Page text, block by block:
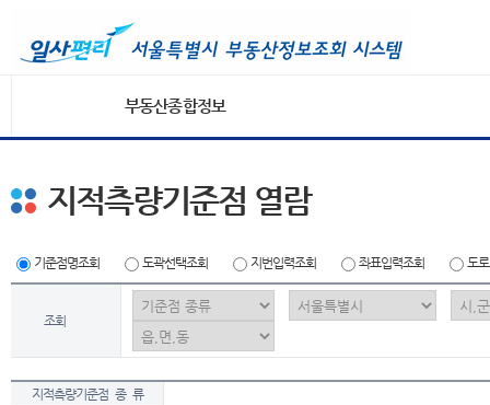
부동산종합정보
지적측량기준점 열람
기준점명조회 도곽선택조회 지번입력조회 좌표입력조회 도
조회
지적측량기준점 종 류